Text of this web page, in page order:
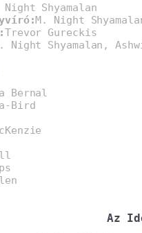
Night Shyamalan
M. Night
Trevor Gureckis
Night Shyamalan,
Bernal
Bird
Az